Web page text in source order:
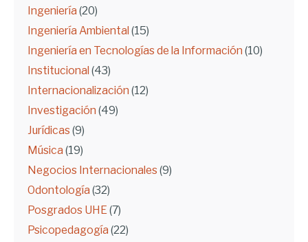
Ingeniería (20)
Ingeniería Ambiental (15)
Ingeniería en Tecnologías de la Información (10)
Institucional (43)
Internacionalización (12)
Investigación (49)
Jurídicas (9)
Música (19)
Negocios Internacionales (9)
Odontología (32)
Posgrados UHE (7)
Psicopedagogía (22)